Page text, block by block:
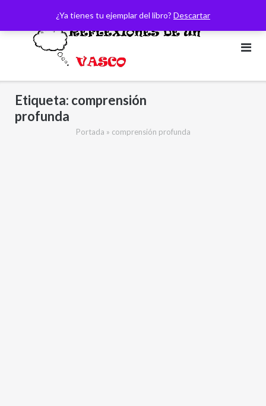
¿Ya tienes tu ejemplar del libro? Descartar
contenido
Etiqueta: comprensión
profunda
Portada » comprensión profunda